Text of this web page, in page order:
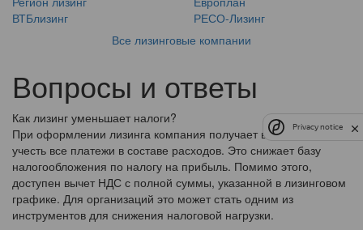
ВТБлизинг
РЕСО-Лизинг
Все лизинговые компании
Вопросы и ответы
Как лизинг уменьшает налоги?
При оформлении лизинга компания получает возможность
учесть все платежи в составе расходов. Это снижает базу
налогообложения по налогу на прибыль. Помимо этого,
доступен вычет НДС с полной суммы, указанной в лизинговом
графике. Для организаций это может стать одним из
инструментов для снижения налоговой нагрузки.
Privacy notice